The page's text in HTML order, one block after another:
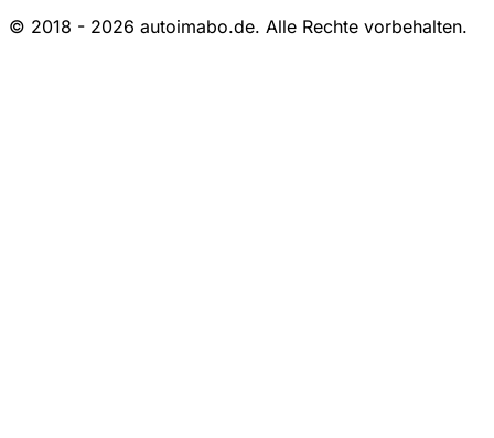
© 2018 - 2026 autoimabo.de. Alle Rechte vorbehalten.